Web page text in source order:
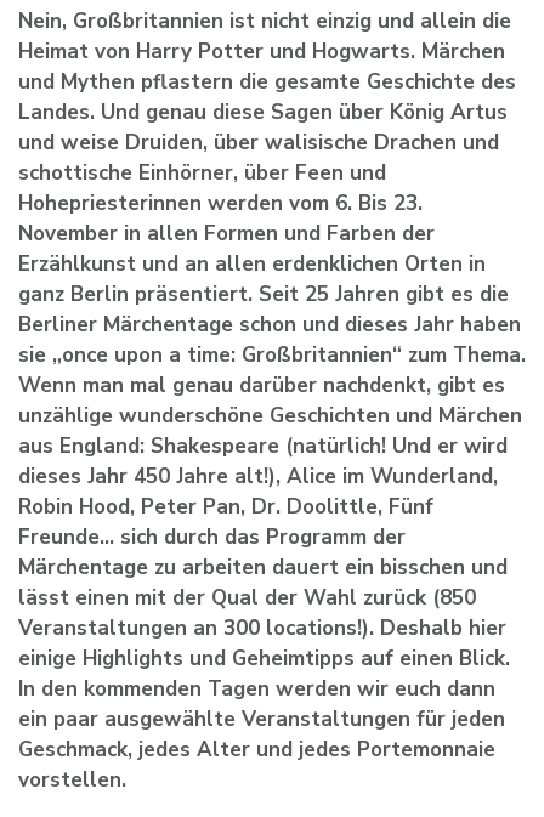
Nein, Großbritannien ist nicht einzig und allein die
Heimat von Harry Potter und Hogwarts. Märchen
und Mythen pflastern die gesamte Geschichte des
Landes. Und genau diese Sagen über König Artus
und weise Druiden, über walisische Drachen und
schottische Einhörner, über Feen und
Hohepriesterinnen werden vom 6. Bis 23.
November in allen Formen und Farben der
Erzählkunst und an allen erdenklichen Orten in
ganz Berlin präsentiert. Seit 25 Jahren gibt es die
Berliner Märchentage schon und dieses Jahr haben
sie „once upon a time: Großbritannien“ zum Thema.
Wenn man mal genau darüber nachdenkt, gibt es
unzählige wunderschöne Geschichten und Märchen
aus England: Shakespeare (natürlich! Und er wird
dieses Jahr 450 Jahre alt!), Alice im Wunderland,
Robin Hood, Peter Pan, Dr. Doolittle, Fünf
Freunde… sich durch das Programm der
Märchentage zu arbeiten dauert ein bisschen und
lässt einen mit der Qual der Wahl zurück (850
Veranstaltungen an 300 locations!). Deshalb hier
einige Highlights und Geheimtipps auf einen Blick.
In den kommenden Tagen werden wir euch dann
ein paar ausgewählte Veranstaltungen für jeden
Geschmack, jedes Alter und jedes Portemonnaie
vorstellen.